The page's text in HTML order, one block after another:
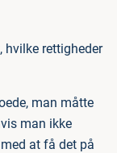
rettigheder
man måtte
man ikke
at få det på